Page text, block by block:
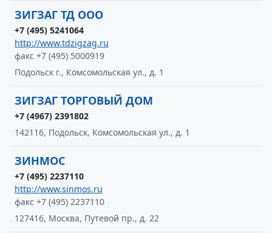
ЗИГЗАГ ТД ООО
+7 (495) 5241064
http://www.tdzigzag.ru
факс +7 (495) 5000919
Подольск г., Комсомольская ул., д. 1
ЗИГЗАГ ТОРГОВЫЙ ДОМ
+7 (4967) 2391802
142116, Подольск, Комсомольская ул., д. 1
ЗИНМОС
+7 (495) 2237110
http://www.sinmos.ru
факс +7 (495) 2237110
127416, Москва, Путевой пр., д. 22